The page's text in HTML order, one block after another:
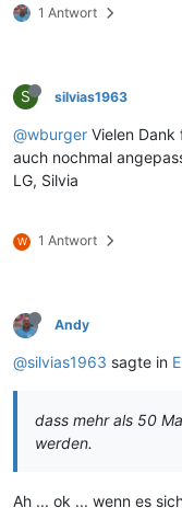
1 Antwort
S silvias1963
@wburger Vielen
auch nochmal
LG, Silvia
W 1 Antwort
Andy
@silvias1963 sagte in
dass mehr als 50
werden.
Ah ... ok ... wenn es